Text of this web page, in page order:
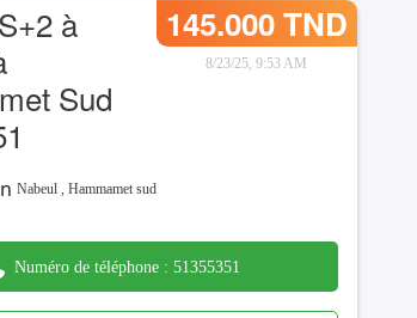
à
Sud
145.000 TND
8/23/25, 9:53 AM
Nabeul ,Hammamet sud
Numéro de téléphone : 51355351